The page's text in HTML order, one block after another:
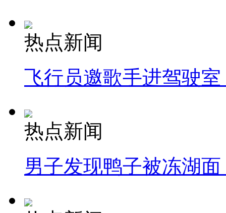
热点新闻
飞行员邀歌手进驾驶
热点新闻
男子发现鸭子被冻湖